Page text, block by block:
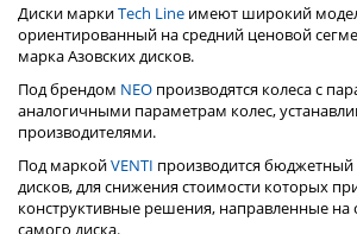
Диски маркиTech Line имеют широкий
ориентированный на средний ценовой
марка Азовских дисков.
Под брендом NEO производятся колеса с
аналогичными параметрам колес,
производителями.
Под маркойVENTI производится бюджетный
дисков, для снижения стоимости которых
конструктивные решения, направленные на
самого диска.